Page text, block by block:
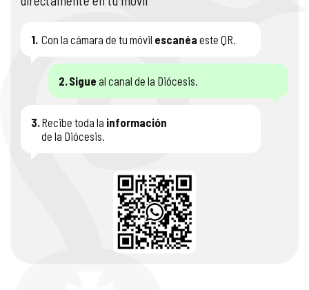
1. Con la cámara de tu móvil escanéa este QR.
2.Sigue al canal de la Diócesis.
3.Recibe toda la información
de la Diócesis.